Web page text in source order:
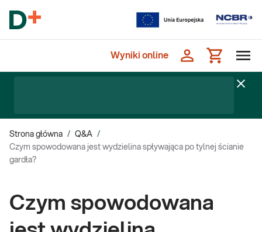
Wyniki online
Strona główna / Q&A /
Czym spowodowana jest wydzielina spływająca po tylnej ścianie
gardła?
Czym spowodowana